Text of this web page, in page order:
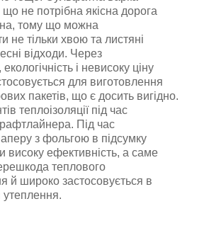
не потрібна якісна дорога
тому що можна
не тільки хвою та листяні
відходи. Через
екологічність і невисоку ціну
для виготовлення
пакетів, що є досить вигідно.
теплоізоляції під час
Під час
з фольгою в підсумку
високу ефективність, а саме
теплового
й широко застосовується в
утеплення.